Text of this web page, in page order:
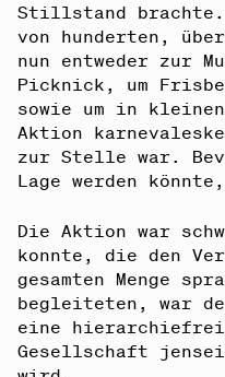
Stillstand brachte.
von hunderten,
nun entweder zur
Picknick, um
sowie um in
Aktion
zur Stelle war.
Lage werden
Die Aktion war
konnte, die den
gesamten Menge
begleiteten, war
eine
Gesellschaft